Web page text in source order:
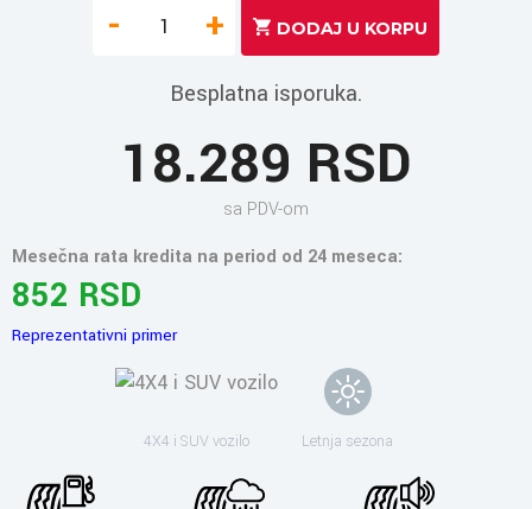
- +
Besplatna isporuka.
18.289 RSD
sa PDV-om
Mesečna rata kredita na period od 24 meseca:
852 RSD
Reprezentativni primer
4X4 i SUV vozilo Letnja sezona